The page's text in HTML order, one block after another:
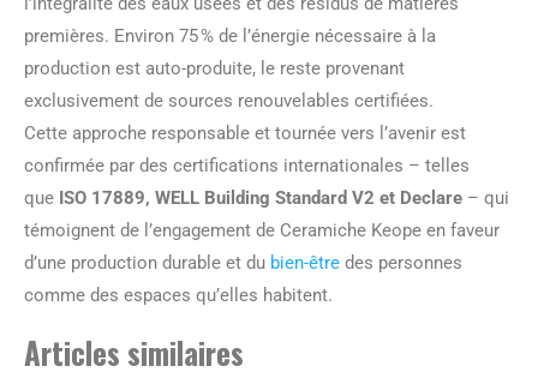
premières. Environ 75 % de l’énergie nécessaire à la
production est auto-produite, le reste provenant
exclusivement de sources renouvelables certifiées.
Cette approche responsable et tournée vers l’avenir est
confirmée par des certifications internationales – telles
que ISO 17889, WELL Building Standard V2 et Declare – qui
témoignent de l’engagement de Ceramiche Keope en faveur
d’une production durable et du bien-être des personnes
comme des espaces qu’elles habitent.
Articles similaires